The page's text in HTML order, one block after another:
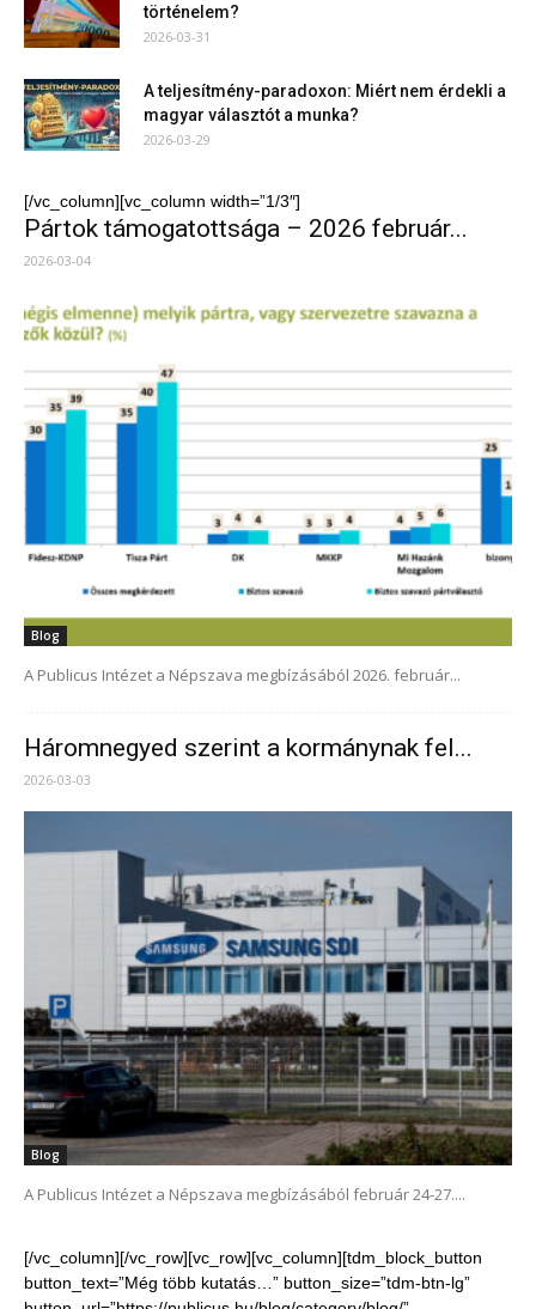
történelem?
2026-03-31
A teljesítmény-paradoxon: Miért nem érdekli a
magyar választót a munka?
2026-03-29
[/vc_column][vc_column width=”1/3″]
Pártok támogatottsága – 2026 február...
2026-03-04
Blog
A Publicus Intézet a Népszava megbízásából 2026. február...
Háromnegyed szerint a kormánynak fel...
2026-03-03
Blog
A Publicus Intézet a Népszava megbízásából február 24-27....
[/vc_column][/vc_row][vc_row][vc_column][tdm_block_button
button_text=”Még több kutatás…” button_size=”tdm-btn-lg”